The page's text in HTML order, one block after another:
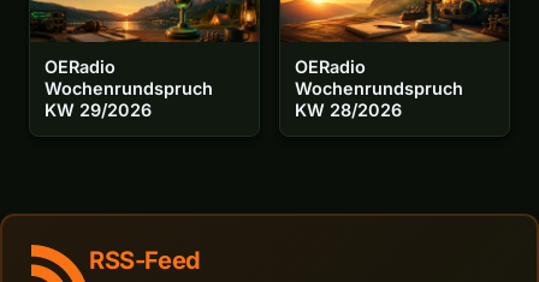
OERadio
Wochenrundspruch
KW 29/2026
OERadio
Wochenrundspruch
KW 28/2026
RSS-Feed